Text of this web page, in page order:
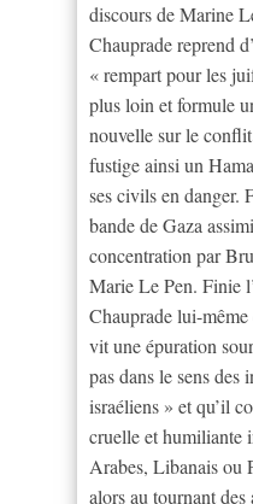
discours de Marine
Chauprade reprend
« rempart pour les
plus loin et formule
nouvelle sur le
fustige ainsi un
ses civils en danger.
bande de Gaza
concentration par
Marie Le Pen. Finie
Chauprade lui-
vit une épuration
pas dans le sens des
israéliens » et qu’il
cruelle et humiliante
Arabes, Libanais ou
alors au tournant des